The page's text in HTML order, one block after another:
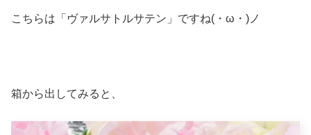
こちらは「ヴァルサトルサテン」ですね(・ω・)ノ
箱から出してみると、